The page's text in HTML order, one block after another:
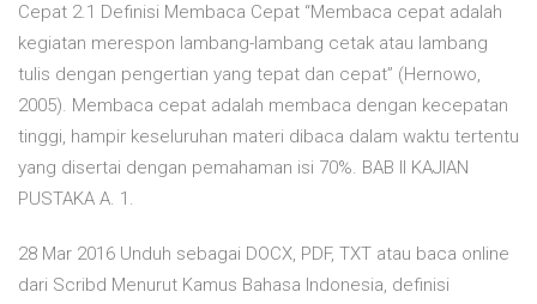
Cepat 2.1 Definisi Membaca Cepat “Membaca cepat adalah
kegiatan merespon lambang-lambang cetak atau lambang
tulis dengan pengertian yang tepat dan cepat” (Hernowo,
2005). Membaca cepat adalah membaca dengan kecepatan
tinggi, hampir keseluruhan materi dibaca dalam waktu tertentu
yang disertai dengan pemahaman isi 70%. BAB II KAJIAN
PUSTAKA A. 1.
28 Mar 2016 Unduh sebagai DOCX, PDF, TXT atau baca online
dari Scribd Menurut Kamus Bahasa Indonesia, definisi